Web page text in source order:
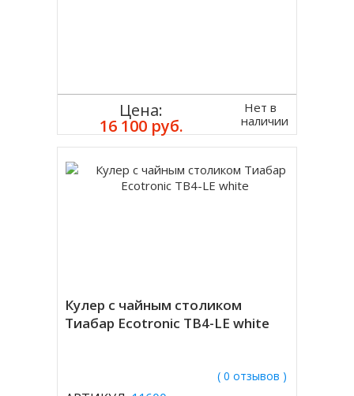
Цена:
16 100 руб.
Нет в
наличии
Кулер с чайным столиком
Тиабар Ecotronic TB4-LE white
( 0 отзывов )